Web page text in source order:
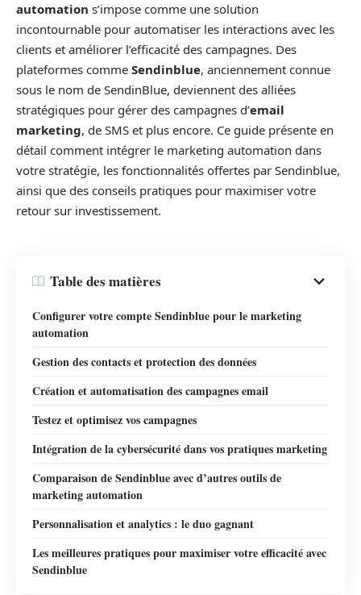
automation s’impose comme une solution
incontournable pour automatiser les interactions avec les
clients et améliorer l’efficacité des campagnes. Des
plateformes comme Sendinblue, anciennement connue
sous le nom de SendinBlue, deviennent des alliées
stratégiques pour gérer des campagnes d’email
marketing, de SMS et plus encore. Ce guide présente en
détail comment intégrer le marketing automation dans
votre stratégie, les fonctionnalités offertes par Sendinblue,
ainsi que des conseils pratiques pour maximiser votre
retour sur investissement.
Table des matières
Configurer votre compte Sendinblue pour le marketing
automation
Gestion des contacts et protection des données
Création et automatisation des campagnes email
Testez et optimisez vos campagnes
Intégration de la cybersécurité dans vos pratiques marketing
Comparaison de Sendinblue avec d’autres outils de
marketing automation
Personnalisation et analytics : le duo gagnant
Les meilleures pratiques pour maximiser votre efficacité avec
Sendinblue